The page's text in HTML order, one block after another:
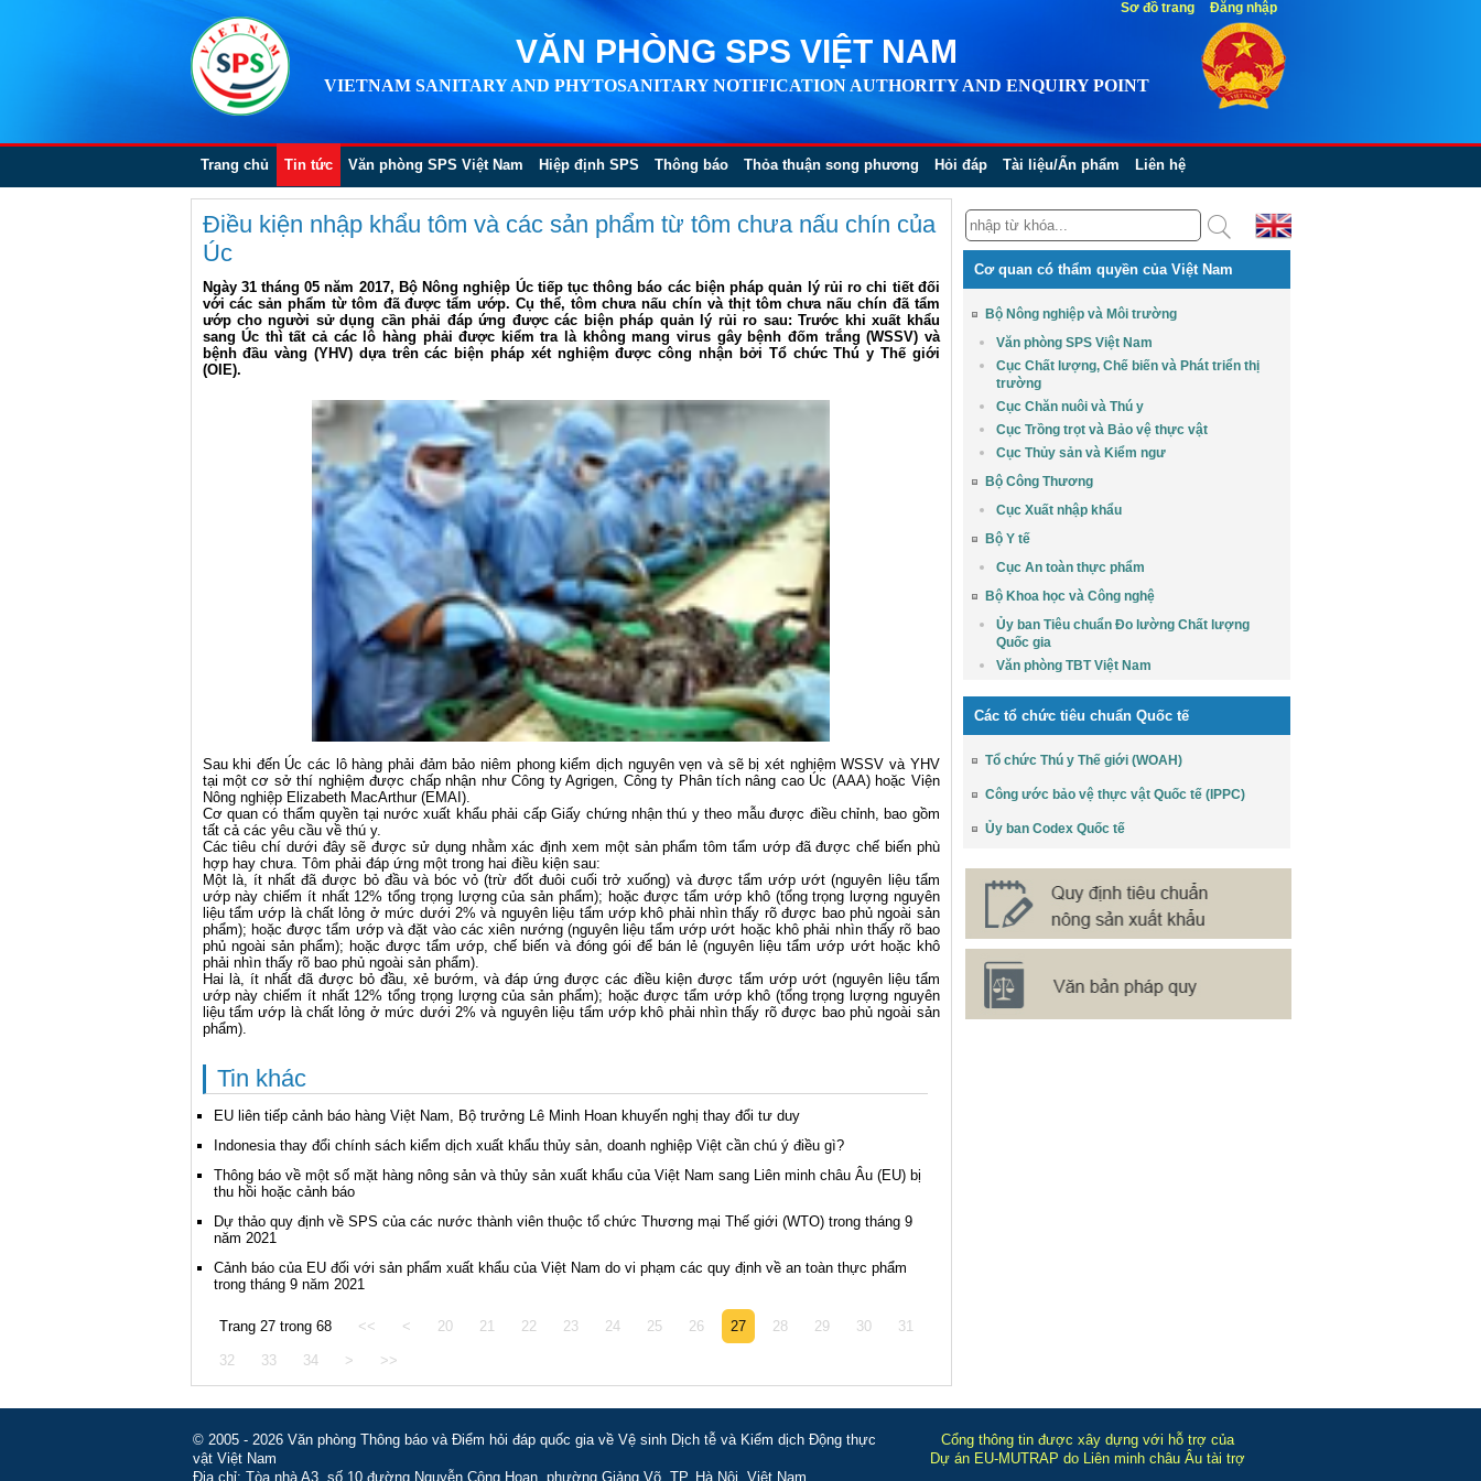
VĂN PHÒNG SPS VIỆT NAM
VIETNAM SANITARY AND PHYTOSANITARY NOTIFICATION AUTHORITY AND ENQUIRY POINT
Trang chủ Tin tức Văn phòng SPS Việt Nam Hiệp định SPS Thông báo Thỏa thuận song phương Hỏi đáp Tài liệu/Ấn phẩm Liên hệ
Điều kiện nhập khẩu tôm và các sản phẩm từ tôm chưa nấu chín của
Úc
Ngày 31 tháng 05 năm 2017, Bộ Nông nghiệp Úc tiếp tục thông báo các biện pháp quản lý rủi ro chi tiết đối
với các sản phẩm từ tôm đã được tẩm ướp. Cụ thể, tôm chưa nấu chín và thịt tôm chưa nấu chín đã tẩm
ướp cho người sử dụng cần phải đáp ứng được các biện pháp quản lý rủi ro sau: Trước khi xuất khẩu
sang Úc thì tất cả các lô hàng phải được kiểm tra là không mang virus gây bệnh đốm trắng (WSSV) và
bệnh đầu vàng (YHV) dựa trên các biện pháp xét nghiệm được công nhận bởi Tổ chức Thú y Thế giới
(OIE).
Sau khi đến Úc các lô hàng phải đảm bảo niêm phong kiểm dịch nguyên vẹn và sẽ bị xét nghiệm WSSV và YHV
tại một cơ sở thí nghiệm được chấp nhận như Công ty Agrigen, Công ty Phân tích nâng cao Úc (AAA) hoặc Viện
Nông nghiệp Elizabeth MacArthur (EMAI).
Cơ quan có thẩm quyền tại nước xuất khẩu phải cấp Giấy chứng nhận thú y theo mẫu được điều chỉnh, bao gồm
tất cả các yêu cầu về thú y.
Các tiêu chí dưới đây sẽ được sử dụng nhằm xác định xem một sản phẩm tôm tẩm ướp đã được chế biến phù
hợp hay chưa. Tôm phải đáp ứng một trong hai điều kiện sau:
Một là, ít nhất đã được bỏ đầu và bóc vỏ (trừ đốt đuôi cuối trở xuống) và được tẩm ướp ướt (nguyên liệu tẩm
ướp này chiếm ít nhất 12% tổng trọng lượng của sản phẩm); hoặc được tẩm ướp khô (tổng trọng lượng nguyên
liệu tẩm ướp là chất lỏng ở mức dưới 2% và nguyên liệu tẩm ướp khô phải nhìn thấy rõ được bao phủ ngoài sản
phẩm); hoặc được tẩm ướp và đặt vào các xiên nướng (nguyên liệu tẩm ướp ướt hoặc khô phải nhìn thấy rõ bao
phủ ngoài sản phẩm); hoặc được tẩm ướp, chế biến và đóng gói để bán lẻ (nguyên liệu tẩm ướp ướt hoặc khô
phải nhìn thấy rõ bao phủ ngoài sản phẩm).
Hai là, ít nhất đã được bỏ đầu, xẻ bướm, và đáp ứng được các điều kiện được tẩm ướp ướt (nguyên liệu tẩm
ướp này chiếm ít nhất 12% tổng trọng lượng của sản phẩm); hoặc được tẩm ướp khô (tổng trọng lượng nguyên
liệu tẩm ướp là chất lỏng ở mức dưới 2% và nguyên liệu tẩm ướp khô phải nhìn thấy rõ được bao phủ ngoài sản
phẩm).
Tin khác
EU liên tiếp cảnh báo hàng Việt Nam, Bộ trưởng Lê Minh Hoan khuyến nghị thay đổi tư duy
Indonesia thay đổi chính sách kiểm dịch xuất khẩu thủy sản, doanh nghiệp Việt cần chú ý điều gì?
Thông báo về một số mặt hàng nông sản và thủy sản xuất khẩu của Việt Nam sang Liên minh châu Âu (EU) bị
thu hồi hoặc cảnh báo
Dự thảo quy định về SPS của các nước thành viên thuộc tổ chức Thương mại Thế giới (WTO) trong tháng 9
năm 2021
Cảnh báo của EU đối với sản phẩm xuất khẩu của Việt Nam do vi phạm các quy định về an toàn thực phẩm
trong tháng 9 năm 2021
Trang 27 trong 68 << < 20 21 22 23 24 25 26 27 28 29 30 31
32 33 34 > >>
Cơ quan có thẩm quyền của Việt Nam
Bộ Nông nghiệp và Môi trường
Văn phòng SPS Việt Nam
Cục Chất lượng, Chế biến và Phát triển thị
trường
Cục Chăn nuôi và Thú y
Cục Trồng trọt và Bảo vệ thực vật
Cục Thủy sản và Kiểm ngư
Bộ Công Thương
Cục Xuất nhập khẩu
Bộ Y tế
Cục An toàn thực phẩm
Bộ Khoa học và Công nghệ
Ủy ban Tiêu chuẩn Đo lường Chất lượng
Quốc gia
Văn phòng TBT Việt Nam
Các tổ chức tiêu chuẩn Quốc tế
Tổ chức Thú y Thế giới (WOAH)
Công ước bảo vệ thực vật Quốc tế (IPPC)
Ủy ban Codex Quốc tế
© 2005 - 2026 Văn phòng Thông báo và Điểm hỏi đáp quốc gia về Vệ sinh Dịch tễ và Kiểm dịch Động thực
vật Việt Nam
Địa chỉ: Tòa nhà A3, số 10 đường Nguyễn Công Hoan, phường Giảng Võ, TP. Hà Nội, Việt Nam
Cổng thông tin được xây dựng với hỗ trợ của
Dự án EU-MUTRAP do Liên minh châu Âu tài trợ
Sơ đồ trang Đăng nhập